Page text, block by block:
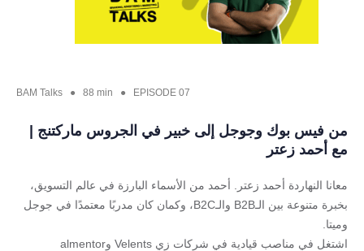
BAM Talks ● 88 min ● EPISODE 07
من فيس بوك وجوجل إلى خبير في الجروس ماركتنج |
مع أحمد زعتر
معانا النهاردة أحمد زعتر. أحمد من الأسماء البارزة في عالم التسويق،
بخبرة متنوعة بين الـB2B والـB2C، وكمان كان مدربًا معتمدًا في جوجل
وميتا.
اشتغل في مناصب قيادية في شركات زي Velents وalmentor